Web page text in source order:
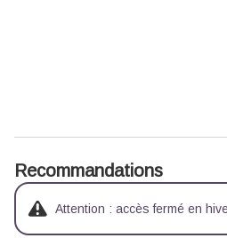
Recommandations
Attention : accès fermé en